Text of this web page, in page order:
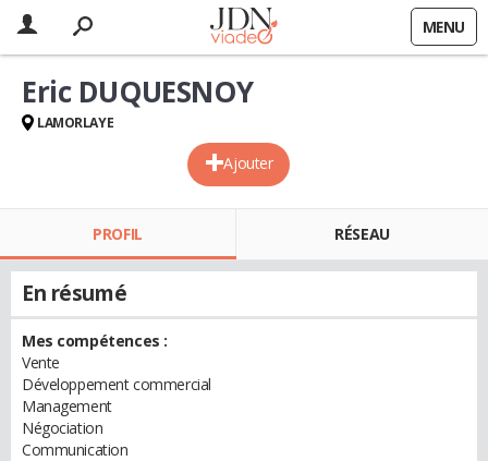
MENU
Ajouter
Eric DUQUESNOY
LAMORLAYE
PROFIL RÉSEAU
En résumé
Mes compétences :
Vente
Développement commercial
Management
Négociation
Communication